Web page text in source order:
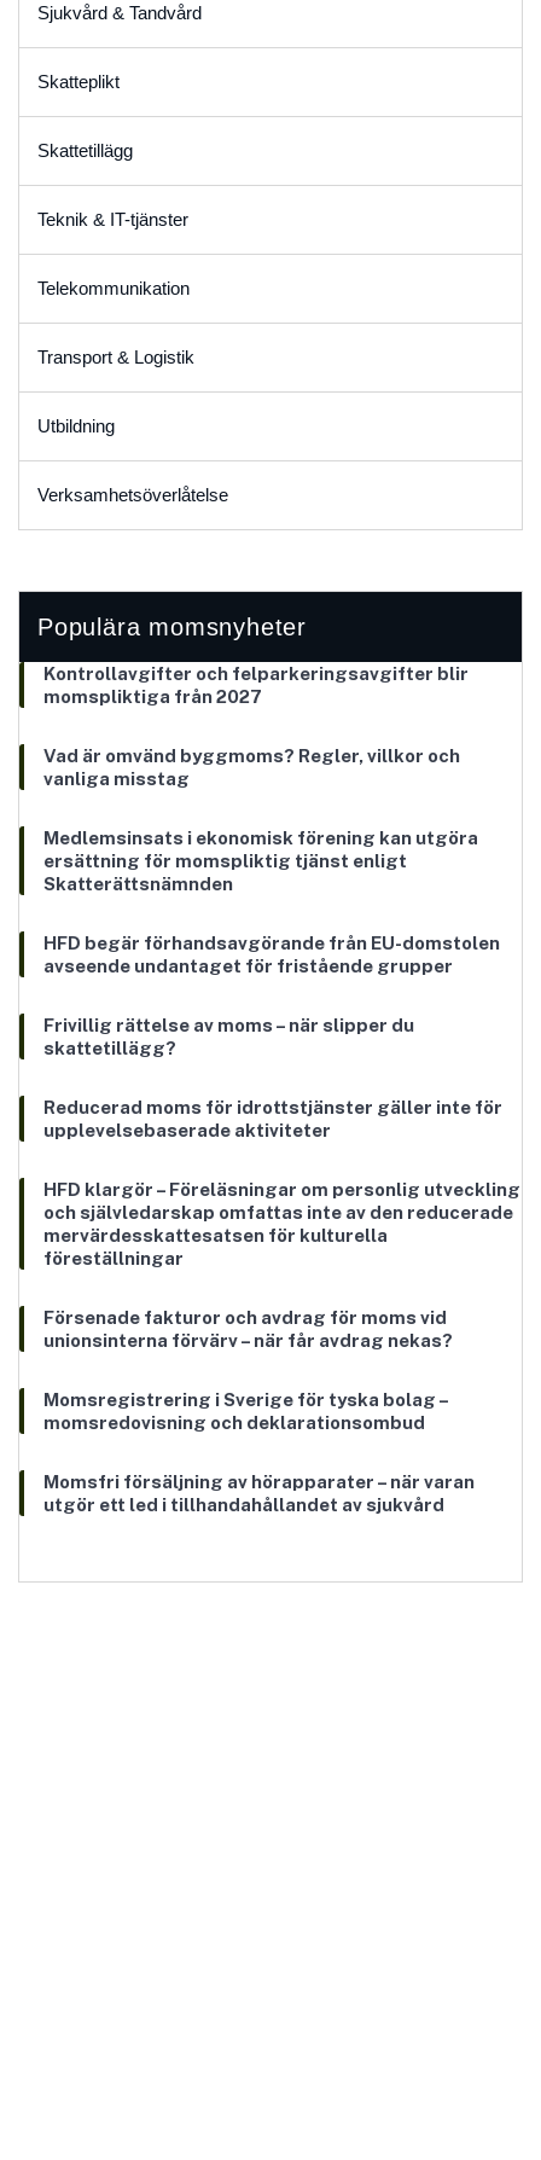
Sjukvård & Tandvård
Skatteplikt
Skattetillägg
Teknik & IT-tjänster
Telekommunikation
Transport & Logistik
Utbildning
Verksamhetsöverlåtelse
Populära momsnyheter
Kontrollavgifter och felparkeringsavgifter blir
momspliktiga från 2027
Vad är omvänd byggmoms? Regler, villkor och
vanliga misstag
Medlemsinsats i ekonomisk förening kan utgöra
ersättning för momspliktig tjänst enligt
Skatterättsnämnden
HFD begär förhandsavgörande från EU-domstolen
avseende undantaget för fristående grupper
Frivillig rättelse av moms – när slipper du
skattetillägg?
Reducerad moms för idrottstjänster gäller inte för
upplevelsebaserade aktiviteter
HFD klargör – Föreläsningar om personlig utveckling
och självledarskap omfattas inte av den reducerade
mervärdesskattesatsen för kulturella
föreställningar
Försenade fakturor och avdrag för moms vid
unionsinterna förvärv – när får avdrag nekas?
Momsregistrering i Sverige för tyska bolag –
momsredovisning och deklarationsombud
Momsfri försäljning av hörapparater – när varan
utgör ett led i tillhandahållandet av sjukvård